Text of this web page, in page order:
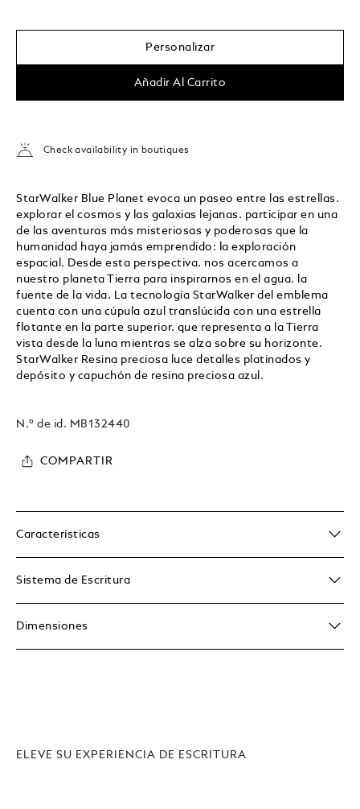
Personalizar
Añadir Al Carrito
Check availability in boutiques
StarWalker Blue Planet evoca un paseo entre las estrellas.
explorar el cosmos y las galaxias lejanas. participar en una
de las aventuras más misteriosas y poderosas que la
humanidad haya jamás emprendido: la exploración
espacial. Desde esta perspectiva. nos acercamos a
nuestro planeta Tierra para inspirarnos en el agua. la
fuente de la vida. La tecnología StarWalker del emblema
cuenta con una cúpula azul translúcida con una estrella
flotante en la parte superior. que representa a la Tierra
vista desde la luna mientras se alza sobre su horizonte.
StarWalker Resina preciosa luce detalles platinados y
depósito y capuchón de resina preciosa azul.
N.º de id. MB132440
COMPARTIR
Características
Sistema de Escritura
Dimensiones
ELEVE SU EXPERIENCIA DE ESCRITURA